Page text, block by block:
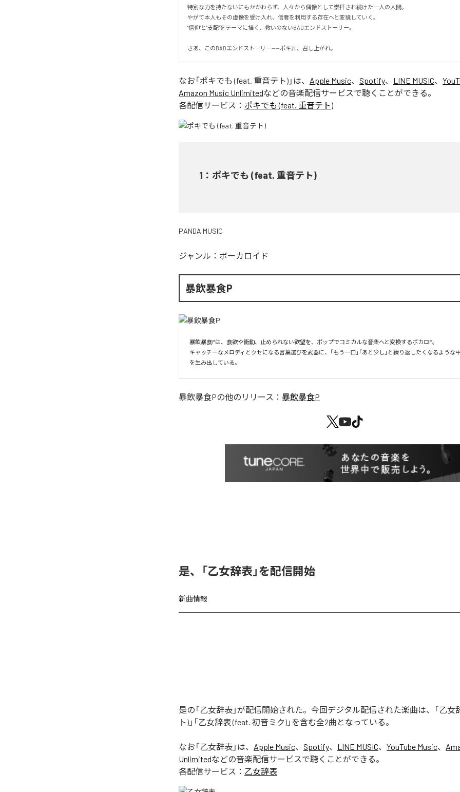
特別な力を持たないにもかかわらず、人々から偶像として崇拝され続けた一人の人間。
やがて本人もその虚像を受け入れ、信者を利用する存在へと変貌していく。
"信仰"と"支配"をテーマに描く、救いのないBADエンドストーリー。
さあ、このBADエンドストーリー——ポキ丼、召し上がれ。
なお「ポキでも (feat. 重音テト) 」は、 Apple Music、 Spotify、 LINE MUSIC、
Amazon Music Unlimitedなどの音楽配信サービスで聴くことができる。
各配信サービス： ポキでも (feat. 重音テト)
1 ： ポキでも (feat. 重音テト)
PANDA MUSIC
ジャンル： ボーカロイド
暴飲暴食P
暴飲暴食Pは、食欲や衝動、止められない欲望を、ポップでコミカルな音楽へと変換するボカロP。
キャッチーなメロディとクセになる言葉選びを武器に、「もう一口」「あと少し」と繰り返したくなるような
を生み出している。
暴飲暴食Pの他のリリース： 暴飲暴食P
是、「乙女辞表」を配信開始
新曲情報
是の「乙女辞表」が配信開始された。今回デジタル配信された楽曲は、「乙女
ト)」「乙女辞表 (feat. 初音ミク)」を含む全2曲となっている。
なお「乙女辞表 」は、 Apple Music、 Spotify、 LINE MUSIC、 YouTube Music、
Unlimitedなどの音楽配信サービスで聴くことができる。
各配信サービス： 乙女辞表